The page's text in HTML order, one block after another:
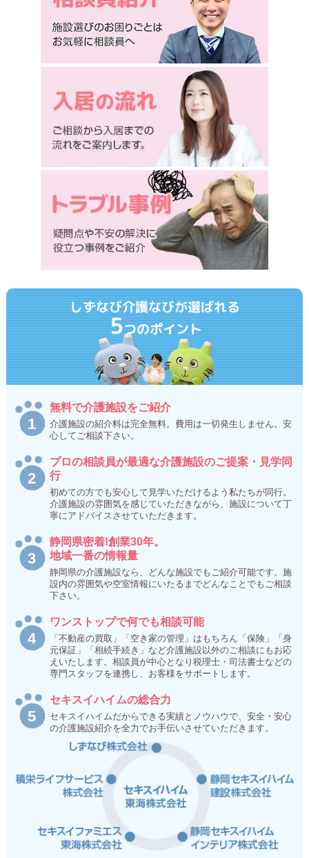
しずなび介護なびが選ばれる
5つのポイント
無料で介護施設をご紹介
介護施設の紹介料は完全無料。費用は一切発生しません。安
心してご相談下さい。
プロの相談員が最適な介護施設のご提案・見学同
行
初めての方でも安心して見学いただけるよう私たちが同行。
介護施設の雰囲気を感じていただきながら、施設について丁
寧にアドバイスさせていただきます。
静岡県密着!創業30年。
地域一番の情報量
静岡県の介護施設なら、どんな施設でもご紹介可能です。施
設内の雰囲気や空室情報にいたるまでどんなことでもご相談
下さい。
ワンストップで何でも相談可能
「不動産の買取」「空き家の管理」はもちろん「保険」「身
元保証」「相続手続き」など介護施設以外のご相談にもお応
えいたします。相談員が中心となり税理士・司法書士などの
専門スタッフを連携し、お客様をサポートします。
セキスイハイムの総合力
セキスイハイムだからできる実績とノウハウで、安全・安心
の介護施設紹介を全力でお手伝いさせていただきます。